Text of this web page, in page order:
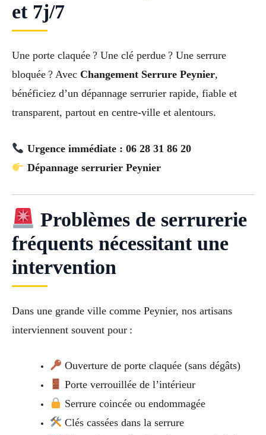
et 7j/7
Une porte claquée ? Une clé perdue ? Une serrure
bloquée ? Avec Changement Serrure Peynier,
bénéficiez d’un dépannage serrurier rapide, fiable et
transparent, partout en centre-ville et alentours.
Urgence immédiate : 06 28 31 86 20
Dépannage serrurier Peynier
Problèmes de serrurerie
fréquents nécessitant une
intervention
Dans une grande ville comme Peynier, nos artisans
interviennent souvent pour :
Ouverture de porte claquée (sans dégâts)
Porte verrouillée de l’intérieur
Serrure coincée ou endommagée
Clés cassées dans la serrure